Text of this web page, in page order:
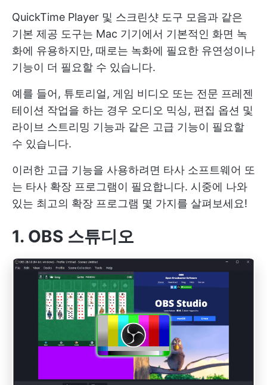
QuickTime Player 및 스크린샷 도구 모음과 같은
기본 제공 도구는 Mac 기기에서 기본적인 화면 녹
화에 유용하지만, 때로는 녹화에 필요한 유연성이나
기능이 더 필요할 수 있습니다.
예를 들어, 튜토리얼, 게임 비디오 또는 전문 프레젠
테이션 작업을 하는 경우 오디오 믹싱, 편집 옵션 및
라이브 스트리밍 기능과 같은 고급 기능이 필요할
수 있습니다.
이러한 고급 기능을 사용하려면 타사 소프트웨어 또
는 타사 확장 프로그램이 필요합니다. 시중에 나와
있는 최고의 확장 프로그램 몇 가지를 살펴보세요!
1. OBS 스튜디오